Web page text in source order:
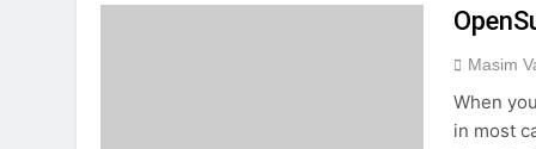
Masim
When
in most